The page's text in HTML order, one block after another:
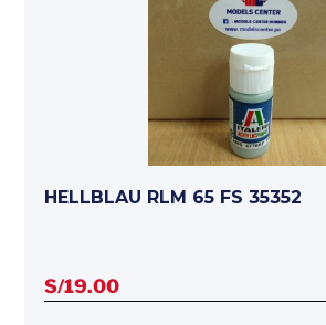
HELLBLAU RLM 65 FS 35352
S/19.00